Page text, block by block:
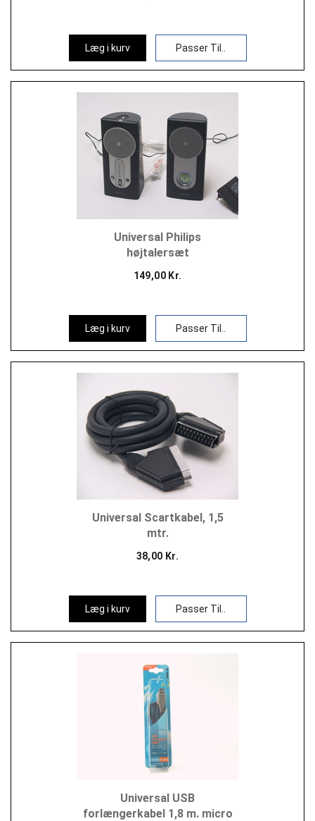
Læg i kurv Passer Til..
Universal Philips
højtalersæt
149,00 Kr.
Læg i kurv Passer Til..
Universal Scartkabel, 1,5
mtr.
38,00 Kr.
Læg i kurv Passer Til..
Universal USB
forlængerkabel 1,8 m. micro